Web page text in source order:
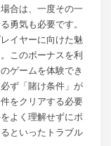
合は、一度その一
勇気も必要です。
イヤーに向けた魅
このボーナスを利
ゲームを体験でき
ず「賭け条件」が
をクリアする必要
よく理解せずにボ
といったトラブル